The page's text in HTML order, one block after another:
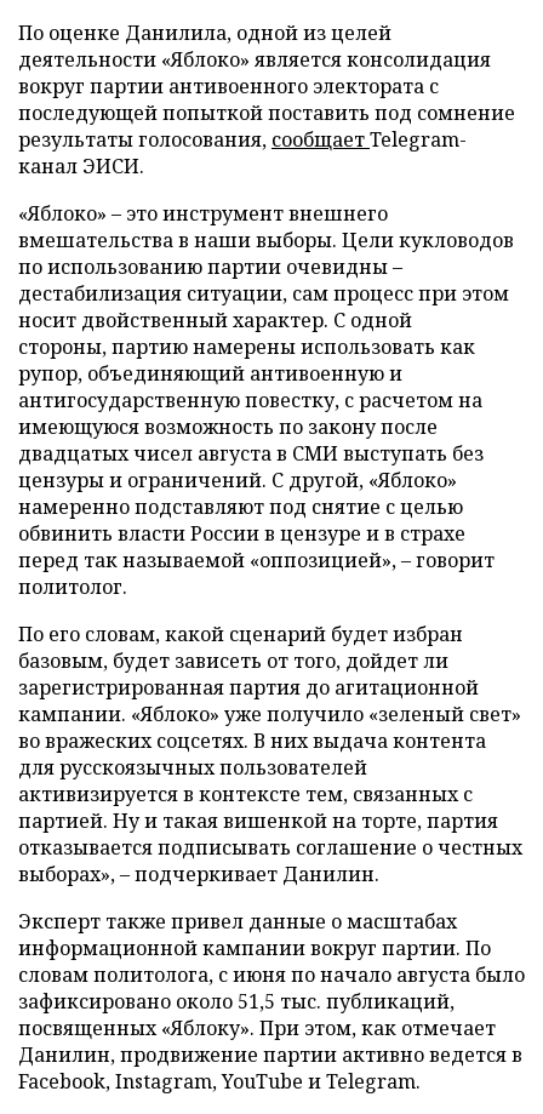
По оценке Данилила, одной из целей
деятельности «Яблоко» является консолидация
вокруг партии антивоенного электората с
последующей попыткой поставить под сомнение
результаты голосования, сообщаетTelegram-
канал ЭИСИ.
«Яблоко» – это инструмент внешнего
вмешательства в наши выборы. Цели кукловодов
по использованию партии очевидны –
дестабилизация ситуации, сам процесс при этом
носит двойственный характер. С одной
стороны, партию намерены использовать как
рупор, объединяющий антивоенную и
антигосударственную повестку, с расчетом на
имеющуюся возможность по закону после
двадцатых чисел августа в СМИ выступать без
цензуры и ограничений. С другой, «Яблоко»
намеренно подставляют под снятие с целью
обвинить власти России в цензуре и в страхе
перед так называемой «оппозицией», – говорит
политолог.
По его словам, какой сценарий будет избран
базовым, будет зависеть от того, дойдет ли
зарегистрированная партия до агитационной
кампании. «Яблоко» уже получило «зеленый свет»
во вражеских соцсетях. В них выдача контента
для русскоязычных пользователей
активизируется в контексте тем, связанных с
партией. Ну и такая вишенкой на торте, партия
отказывается подписывать соглашение о честных
выборах», – подчеркивает Данилин.
Эксперт также привел данные о масштабах
информационной кампании вокруг партии. По
словам политолога, с июня по начало августа было
зафиксировано около 51,5 тыс. публикаций,
посвященных «Яблоку». При этом, как отмечает
Данилин, продвижение партии активно ведется в
Facebook, Instagram, YouTube и Telegram.